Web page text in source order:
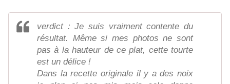
verdict : Je suis vraiment contente du
résultat. Même si mes photos ne sont
pas à la hauteur de ce plat, cette tourte
est un délice !
Dans la recette originale il y a des noix